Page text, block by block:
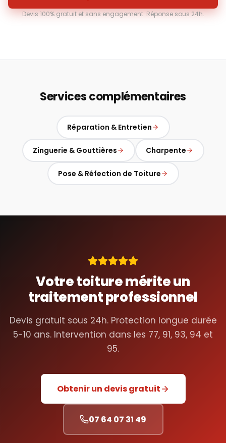
Devis 100% gratuit et sans engagement. Réponse sous 24h.
Services complémentaires
Réparation & Entretien
Zinguerie & Gouttières Charpente
Pose & Réfection de Toiture
Votre toiture mérite un
traitement professionnel
Devis gratuit sous 24h. Protection longue durée
5-10 ans. Intervention dans les 77, 91, 93, 94 et
95.
Obtenir un devis gratuit
07 64 07 31 49